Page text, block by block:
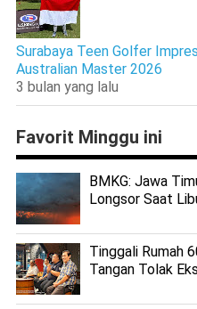
Surabaya Teen Golfer
Australian Master 2026
3 bulan yang lalu
Favorit Minggu ini
BMKG: Jawa
Longsor Saat
Tinggali Rumah
Tangan Tolak